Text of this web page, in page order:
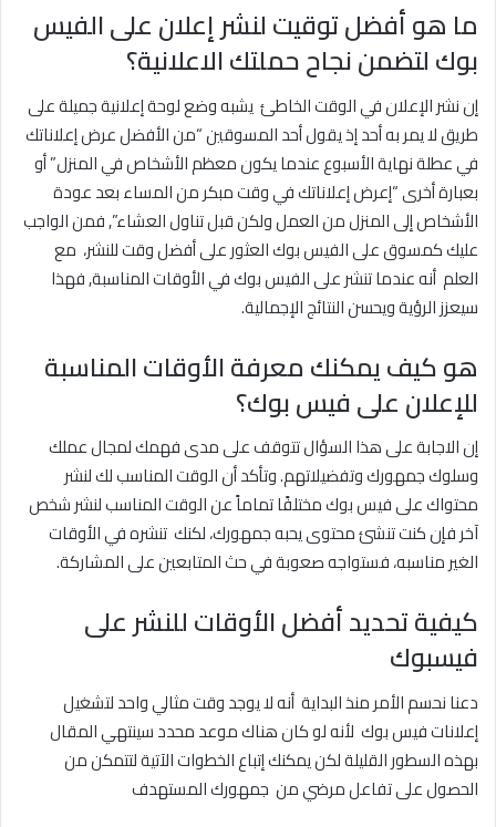
ما هو أفضل توقيت لنشر إعلان على الفيس
بوكلتضمن نجاح حملتك الاعلانية؟
إن نشر الإعلان في الوقت الخاطئ يشبه وضع لوحة إعلانية جميلة على
طريق لا يمر به أحد إذ يقول أحد المسوقين “من الأفضل عرض إعلاناتك
في عطلة نهاية الأسبوع عندما يكون معظم الأشخاص في المنزل” أو
بعبارة أخرى “إعرض إعلاناتك في وقت مبكر من المساء بعد عودة
الأشخاص إلى المنزل من العمل ولكن قبل تناول العشاء”, فمن الواجب
عليك كمسوق على الفيس بوك العثور على أفضل وقت للنشر، مع
العلم أنه عندما تنشر على الفيس بوك في الأوقات المناسبة, فهذا
سيعزز الرؤية ويحسن النتائج الإجمالية.
هو كيف يمكنك معرفة الأوقات المناسبة
للإعلان على فيس بوك؟
إن الاجابة على هذا السؤال تتوقف على مدى فهمك لمجال عملك
وسلوك جمهورك وتفضيلاتهم. وتأكد أن الوقت المناسب لك لنشر
محتواك على فيس بوك مختلفًا تماماً عن الوقت المناسب لنشر شخص
آخر فإن كنت تنشئ محتوى يحبه جمهورك، لكنك تنشره في الأوقات
الغير مناسبه، فستواجه صعوبة في حث المتابعين على المشاركة.
كيفية تحديد أفضل الأوقات للنشر على
فيسبوك
دعنا نحسم الأمر منذ البداية أنه لا يوجد وقت مثالي واحد لتشغيل
إعلانات فيس بوك لأنه لو كان هناك موعد محدد سينتهي المقال
بهذه السطور القليلة لكن يمكنك إتباع الخطوات الآتية لتتمكن من
الحصول على تفاعل مرضي من جمهورك المستهدف